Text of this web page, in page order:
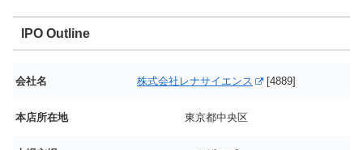
IPO Outline
会社名 株式会社レナサイエンス [4889]
本店所在地 東京都中央区